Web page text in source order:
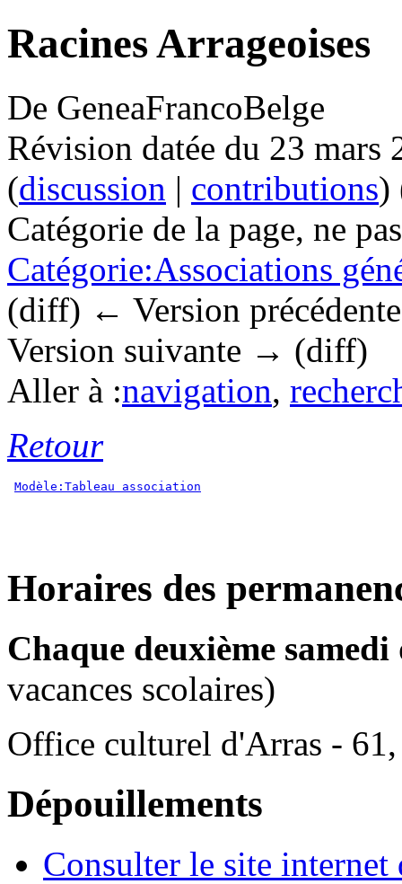
Racines Arrageoises
De GeneaFrancoBelge
Révision datée du 23 mars
(discussion | contributions)
Catégorie de la page, ne
Catégorie:Associations
(diff) ← Version
Version suivante → (diff)
Aller à :navigation,
Retour
Modèle:Tableau association
Horaires des
Chaque deuxième
vacances scolaires)
Office culturel d'Arras -
Dépouillements
Consulter le site internet